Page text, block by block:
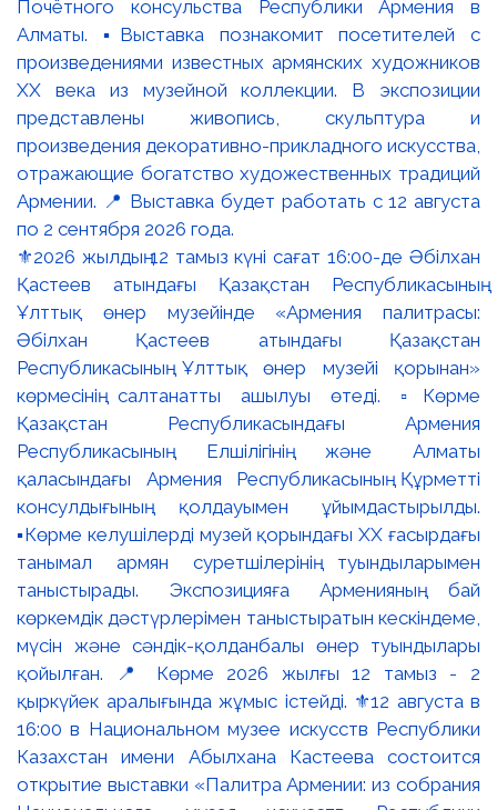
⚜️2026 жылдың 12 тамыз күні сағат 16:00-де Әбілхан
Қастеев атындағы Қазақстан Республикасының
Ұлттық өнер музейінде «Армения палитрасы:
Әбілхан Қастеев атындағы Қазақстан
Республикасының Ұлттық өнер музейі қорынан»
көрмесінің салтанатты ашылуы өтеді. ▫️Көрме
Қазақстан Республикасындағы Армения
Республикасының Елшілігінің және Алматы
қаласындағы Армения Республикасының Құрметті
консулдығының қолдауымен ұйымдастырылды.
▪️Көрме келушілерді музей қорындағы ХХ ғасырдағы
танымал армян суретшілерінің туындыларымен
таныстырады. Экспозицияға Арменияның бай
көркемдік дәстүрлерімен таныстыратын кескіндеме,
мүсін және сәндік-қолданбалы өнер туындылары
қойылған. 📍 Көрме 2026 жылғы 12 тамыз - 2
қыркүйек аралығында жұмыс істейді. ⚜️12 августа в
16:00 в Национальном музее искусств Республики
Казахстан имени Абылхана Кастеева состоится
открытие выставки «Палитра Армении: из собрания